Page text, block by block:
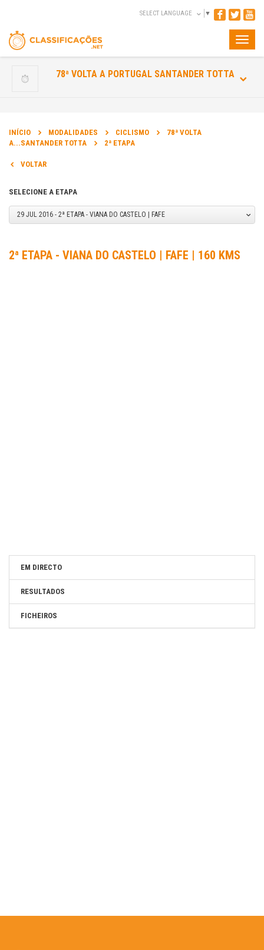
Toggle
SELECT LANGUAGE ▼
78ª VOLTA A PORTUGAL SANTANDER TOTTA
INÍCIO MODALIDADES CICLISMO
78ª VOLTA
A...SANTANDER TOTTA
2ª ETAPA
VOLTAR
SELECIONE A ETAPA
29 JUL 2016 - 2ª ETAPA - VIANA DO CASTELO | FAFE
2ª ETAPA - VIANA DO CASTELO | FAFE | 160 KMS
EM DIRECTO
RESULTADOS
FICHEIROS